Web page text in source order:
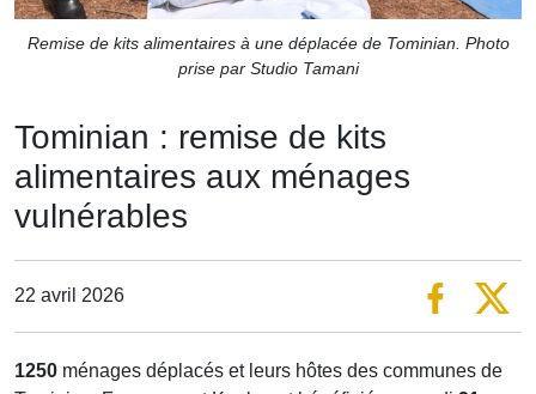
Remise de kits alimentaires à une déplacée de Tominian. Photo
prise par Studio Tamani
Tominian : remise de kits
alimentaires aux ménages
vulnérables
22 avril 2026
1250 ménages déplacés et leurs hôtes des communes de